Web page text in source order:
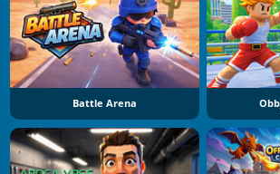
Battle Arena